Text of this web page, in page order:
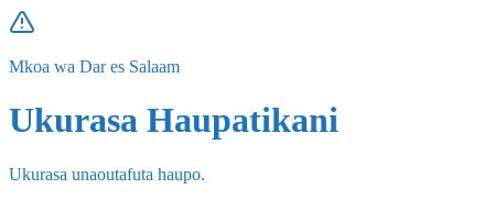
Mkoa wa Dar es Salaam
Ukurasa Haupatikani
Ukurasa unaoutafuta haupo.